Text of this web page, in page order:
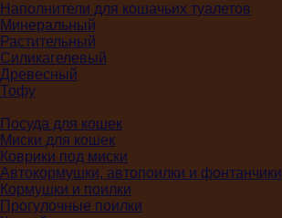
Наполнители для кошачьих туалетов
Минеральный
Растительный
Силикагелевый
Древесный
Тофу
Посуда для кошек
Миски для кошек
Коврики под миски
Автокормушки, автопоилки и фонтанчики
Кормушки и поилки
Прогулочные поилки